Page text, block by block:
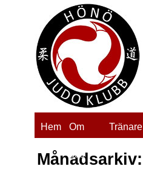
Hem Om
oss
Tränare
Månadsarkiv: